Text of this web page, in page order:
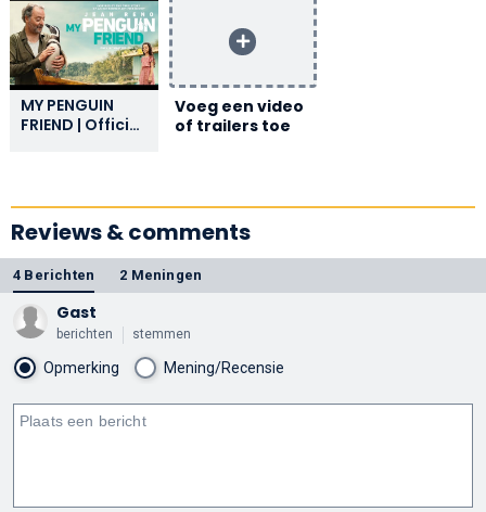
MY PENGUIN
FRIEND | Official
Voeg een video
of trailers toe
Reviews & comments
4 Berichten 2 Meningen
Gast
berichten stemmen
Opmerking Mening/Recensie